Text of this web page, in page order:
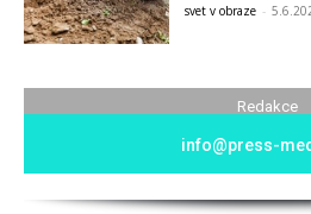
svet v obraze -
Redakce
info@press-